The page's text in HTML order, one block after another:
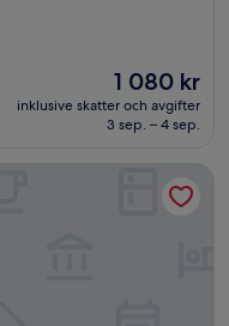
Priset
är
1 080 kr
1 080 kr
inklusive skatter och avgifter
3 sep. – 4 sep.